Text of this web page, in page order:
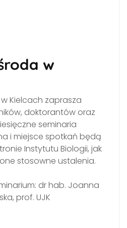
w
Kielcach zaprasza
doktorantów oraz
seminaria
i miejsce spotkań będą
Instytutu Biologii, jak
stosowne ustalenia.
dr hab. Joanna
prof. UJK